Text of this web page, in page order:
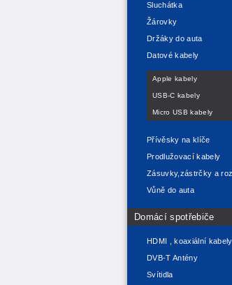
Sluchátka
Žárovky
Držáky do auta
Datové kabely
Apple kabely
USB-C kabely
Micro USB kabely
Přívěsky na klíče
Prodlužovací kabely
Zásuvky,zástrčky a
Vůně do auta
Domácí spotřebiče
HDMI , koaxiální kabely
DVB-T Antény
Svítidla